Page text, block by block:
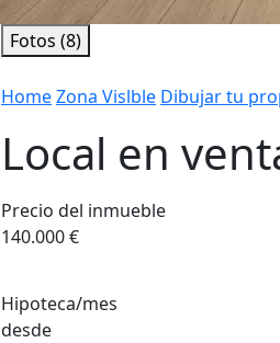
Fotos (8)
HomeZona Vislble Dibujar tu
Local en
Precio del inmueble
140.000 €
Hipoteca/mes
desde